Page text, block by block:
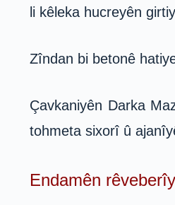
li kêleka hucreyên
Zîndan bi betonê
Çavkaniyên Darka
tohmeta sixorî û
Endamên